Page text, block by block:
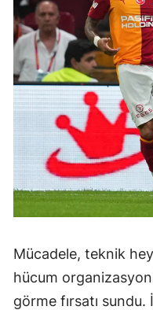
Mücadele, teknik
hücum
görme fırsatı